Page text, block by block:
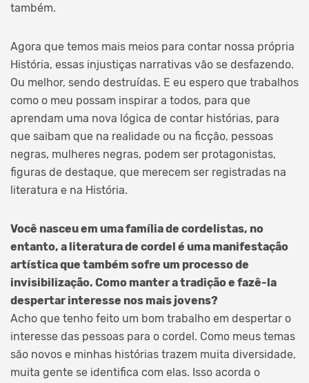
também.
Agora que temos mais meios para contar nossa própria
História, essas injustiças narrativas vão se desfazendo.
Ou melhor, sendo destruídas. E eu espero que trabalhos
como o meu possam inspirar a todos, para que
aprendam uma nova lógica de contar histórias, para
que saibam que na realidade ou na ficção, pessoas
negras, mulheres negras, podem ser protagonistas,
figuras de destaque, que merecem ser registradas na
literatura e na História.
Você nasceu em uma família de cordelistas, no
entanto, a literatura de cordel é uma manifestação
artística que também sofre um processo de
invisibilização. Como manter a tradição e fazê-la
despertar interesse nos mais jovens?
Acho que tenho feito um bom trabalho em despertar o
interesse das pessoas para o cordel. Como meus temas
são novos e minhas histórias trazem muita diversidade,
muita gente se identifica com elas. Isso acorda o